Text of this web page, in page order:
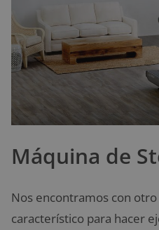
Máquina de
Nos encontramos con
característico para hacer